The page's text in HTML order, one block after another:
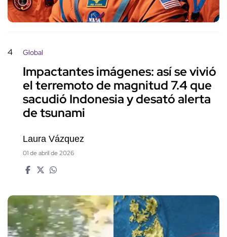
4 Global
Impactantes imágenes: así se vivió
el terremoto de magnitud 7.4 que
sacudió Indonesia y desató alerta
de tsunami
Laura Vázquez
01 de abril de 2026